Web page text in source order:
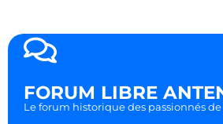
FORUM LIBRE
Le forum historique des passionnés